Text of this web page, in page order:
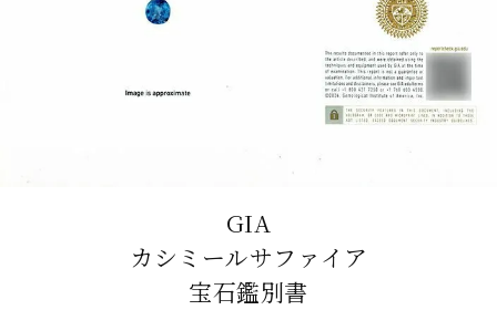
GIA
カシミールサファイア
宝石鑑別書